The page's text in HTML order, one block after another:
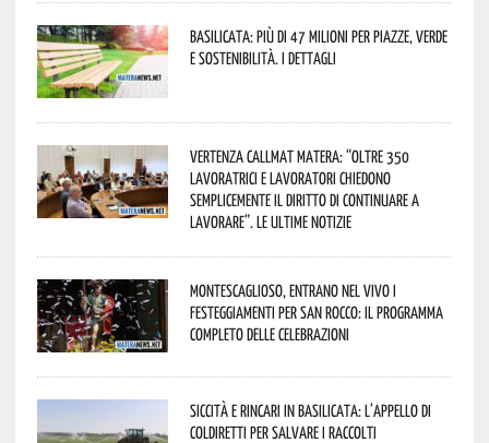
Basilicata: più di 47 milioni per piazze, verde
e sostenibilità. I dettagli
Vertenza CallMat Matera: “Oltre 350
lavoratrici e lavoratori chiedono
semplicemente il diritto di continuare a
lavorare”. Le ultime notizie
Montescaglioso, entrano nel vivo i
festeggiamenti per San Rocco: il programma
completo delle celebrazioni
Siccità e rincari in Basilicata: l’appello di
Coldiretti per salvare i raccolti